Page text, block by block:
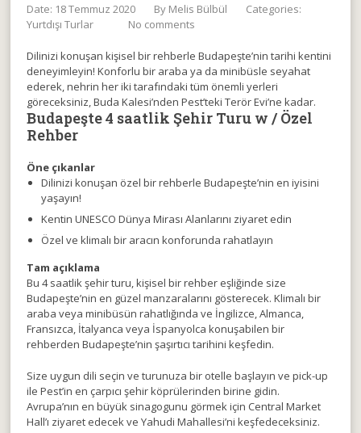
Date: 18 Temmuz 2020 By Melis Bülbül
Categories:
Yurtdışı Turlar
No comments
Dilinizi konuşan kişisel bir rehberle Budapeşte’nin tarihi kentini
deneyimleyin! Konforlu bir araba ya da minibüsle seyahat
ederek, nehrin her iki tarafındaki tüm önemli yerleri
göreceksiniz, Buda Kalesi’nden Pest’teki Terör Evi’ne kadar.
Budapeşte 4 saatlik Şehir Turu w / Özel
Rehber
Öne çıkanlar
Dilinizi konuşan özel bir rehberle Budapeşte’nin en iyisini
yaşayın!
Kentin UNESCO Dünya Mirası Alanlarını ziyaret edin
Özel ve klimalı bir aracın konforunda rahatlayın
Tam açıklama
Bu 4 saatlik şehir turu, kişisel bir rehber eşliğinde size
Budapeşte’nin en güzel manzaralarını gösterecek. Klimalı bir
araba veya minibüsün rahatlığında ve İngilizce, Almanca,
Fransızca, İtalyanca veya İspanyolca konuşabilen bir
rehberden Budapeşte’nin şaşırtıcı tarihini keşfedin.
Size uygun dili seçin ve turunuza bir otelle başlayın ve pick-up
ile Pest’in en çarpıcı şehir köprülerinden birine gidin.
Avrupa’nın en büyük sinagogunu görmek için Central Market
Hall’ı ziyaret edecek ve Yahudi Mahallesi’ni keşfedeceksiniz.